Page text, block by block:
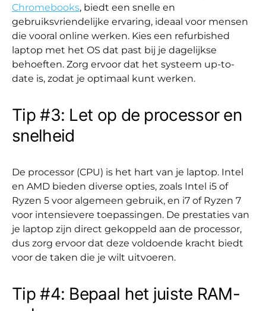
Chromebooks, biedt een snelle en
gebruiksvriendelijke ervaring, ideaal voor mensen
die vooral online werken. Kies een refurbished
laptop met het OS dat past bij je dagelijkse
behoeften. Zorg ervoor dat het systeem up-to-
date is, zodat je optimaal kunt werken.
Tip #3: Let op de processor en
snelheid
De processor (CPU) is het hart van je laptop. Intel
en AMD bieden diverse opties, zoals Intel i5 of
Ryzen 5 voor algemeen gebruik, en i7 of Ryzen 7
voor intensievere toepassingen. De prestaties van
je laptop zijn direct gekoppeld aan de processor,
dus zorg ervoor dat deze voldoende kracht biedt
voor de taken die je wilt uitvoeren.
Tip #4: Bepaal het juiste RAM-